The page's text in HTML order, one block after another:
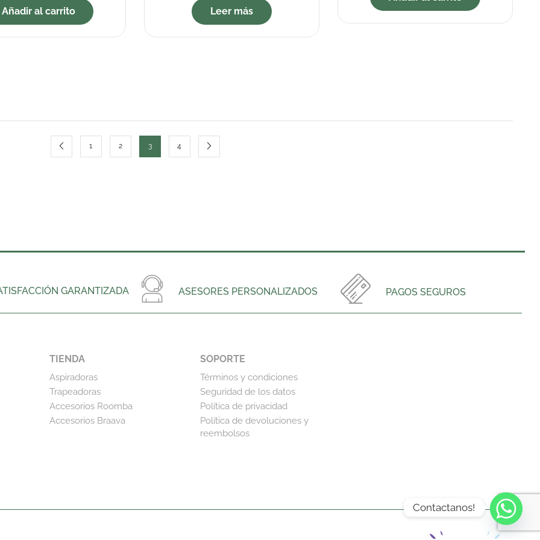
Añadir al carrito Leer más
1 2 3 4
GARANTIZADA ASESORES PERSONALIZADOS PAGOS SEGUROS
TIENDA
Aspiradoras
Trapeadoras
Accesorios Roomba
Accesorios Braava
SOPORTE
Términos y condiciones
Seguridad de los datos
Política de privacidad
Política de devoluciones y
reembolsos
Contactanos!